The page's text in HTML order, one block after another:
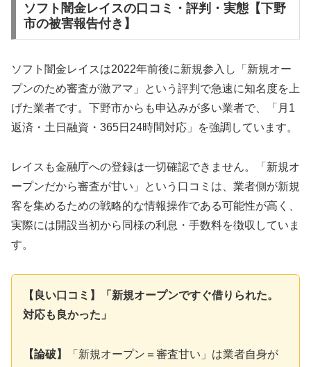
ソフト闇金レイスの口コミ・評判・実態【下野
市の被害報告付き】
ソフト闇金レイスは2022年前後に新規参入し「新規オー
プンのため審査が激アマ」という評判で急速に知名度を上
げた業者です。下野市からも申込みが多い業者で、「月1
返済・土日融資・365日24時間対応」を強調しています。
レイスも金融庁への登録は一切確認できません。「新規オ
ープンだから審査が甘い」という口コミは、業者側が新規
客を集めるための戦略的な情報操作である可能性が高く、
実際には開設当初から同様の利息・手数料を徴収していま
す。
【良い口コミ】「新規オープンですぐ借りられた。
対応も良かった」
【論破】
「新規オープン＝審査甘い」は業者自身が